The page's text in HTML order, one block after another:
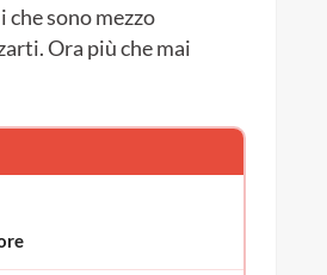
sono mezzo
Ora più che mai